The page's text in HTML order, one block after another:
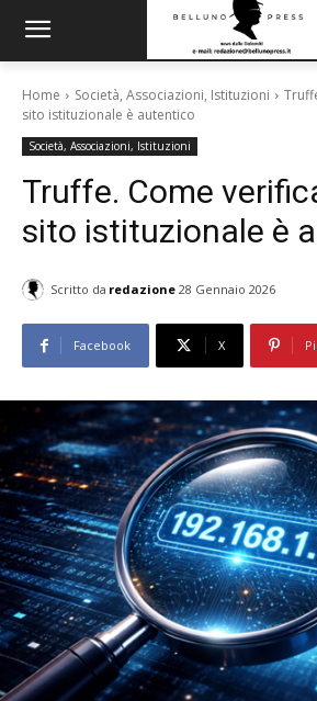
Home Società, Associazioni, Istituzioni
sito istituzionale è autentico
Società, Associazioni, Istituzioni
Truffe. Come
sito istituzionale è
Scritto da redazione 28 Gennaio 2026
Facebook X